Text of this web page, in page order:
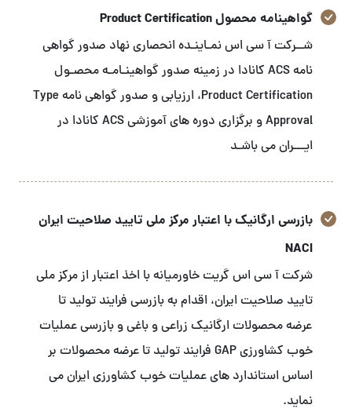
گواهینامه محصول Product Certification
شــرکت آ سی اس نمـاینـده انحصاری نهاد صدور گواهی
نامه ACS کانادا در زمینه صدور گواهینـامـه محصـول
Product Certification، ارزیابی و صدور گواهی نامه Type
Approval و برگزاری دوره های آموزشی ACS کانادا در
ایـــران می باشـد
بازرسی ارگانیک با اعتبار مرکز ملی تایید صلاحیت ایران
NACI
شرکت آ سی اس گریت خاورمیانه با اخذ اعتبار از مرکز ملی
تایید صلاحیت ایران، اقدام به بازرسی فرایند تولید تا
عرضه محصولات ارگانیک زراعی و باغی و بازرسی عملیات
خوب کشاورزی GAP فرایند تولید تا عرضه محصولات بر
اساس استاندارد های عملیات خوب کشاورزی ایران می
نماید.